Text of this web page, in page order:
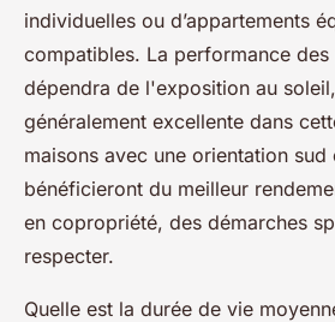
individuelles ou d’appartements
compatibles. La performance des
dépendra de l'exposition au
généralement excellente dans
maisons avec une orientation sud
bénéficieront du meilleur
en copropriété, des démarches
respecter.
Quelle est la durée de vie